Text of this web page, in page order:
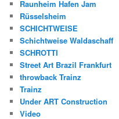
Raunheim Hafen Jam
Rüsselsheim
SCHICHTWEISE
Schichtweise Waldaschaff
SCHROTTI
Street Art Brazil Frankfurt
throwback Trainz
Trainz
Under ART Construction
Video